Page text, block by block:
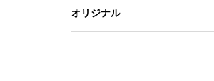
オリジナル